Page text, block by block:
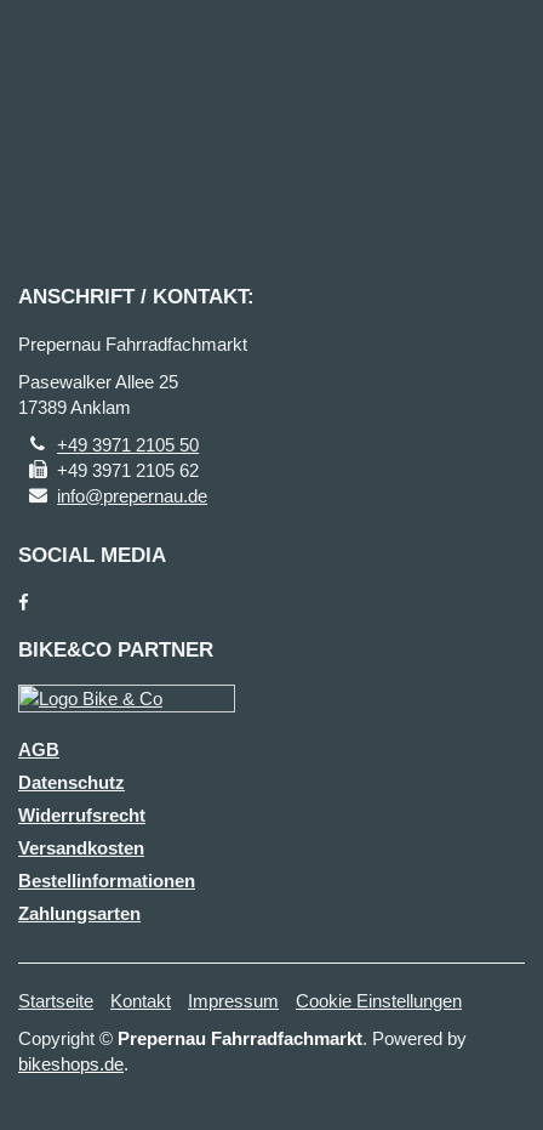
ANSCHRIFT / KONTAKT:
Prepernau Fahrradfachmarkt
Pasewalker Allee 25
17389 Anklam
+49 3971 2105 50
+49 3971 2105 62
info@prepernau.de
SOCIAL MEDIA
BIKE&CO PARTNER
AGB
Datenschutz
Widerrufsrecht
Versandkosten
Bestellinformationen
Zahlungsarten
Startseite Kontakt Impressum
Cookie Einstellungen
Copyright © Prepernau Fahrradfachmarkt. Powered by
bikeshops.de.